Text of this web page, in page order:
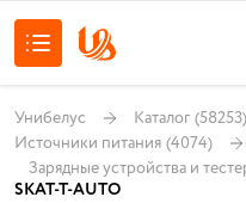
Унибелус Каталог (58253)
Источники питания (4074)
Зарядные устройства и
SKAT-T-AUTO